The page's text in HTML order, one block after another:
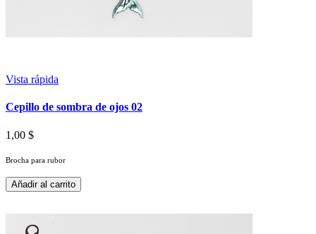
Vista rápida
Cepillo de sombra de ojos 02
1,00 $
Brocha para rubor
Añadir al carrito